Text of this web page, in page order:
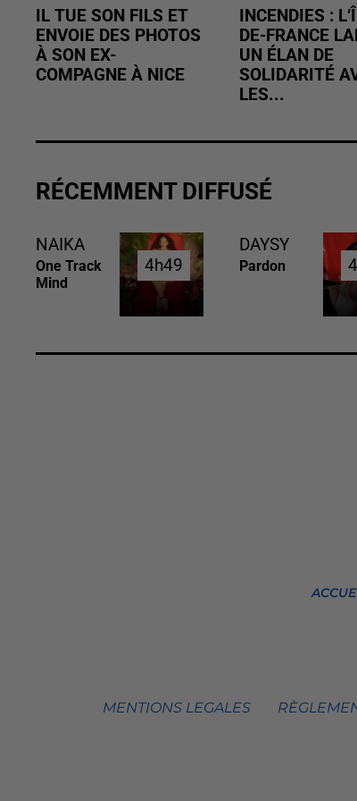
IL TUE SON FILS ET
ENVOIE DES PHOTOS
À SON EX-
COMPAGNE À NICE
INCENDIES :
DE-FRANCE
UN ÉLAN DE
SOLIDARITÉ
LES...
RÉCEMMENT DIFFUSÉ
NAIKA
One Track
Mind
4h49
4h49
DAYSY
Pardon
MENTIONS LEGALES